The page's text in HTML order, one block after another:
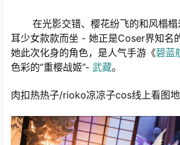
在光影交错、樱花纷飞的和风榻
耳少女款款而坐 - 她正是Coser界知名
她此次化身的角色，是人气手游《碧蓝
色彩的“重樱战姬”- 武藏。
肉扣热热子/rioko凉凉子cos线上看图地